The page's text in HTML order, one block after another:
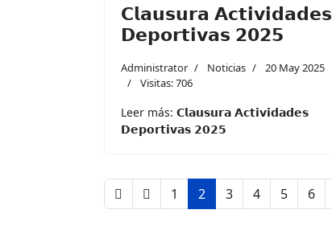
𝗖𝗹𝗮𝘂𝘀𝘂𝗿𝗮 𝗔𝗰𝘁𝗶𝘃𝗶𝗱𝗮𝗱𝗲𝘀
𝗗𝗲𝗽𝗼𝗿𝘁𝗶𝘃𝗮𝘀 𝟮𝟬𝟮𝟱
Administrator Noticias
20 May 2025
Visitas: 706
Leer más: 𝗖𝗹𝗮𝘂𝘀𝘂𝗿𝗮 𝗔𝗰𝘁𝗶𝘃𝗶𝗱𝗮𝗱𝗲𝘀
𝗗𝗲𝗽𝗼𝗿𝘁𝗶𝘃𝗮𝘀 𝟮𝟬𝟮𝟱
1 2 3 4 5 6